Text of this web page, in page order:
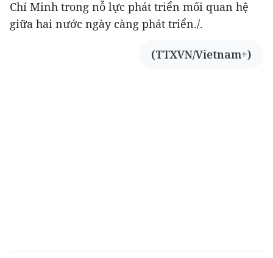
Chí Minh trong nỗ lực phát triển mối quan hệ
giữa hai nước ngày càng phát triển./.
(TTXVN/Vietnam+)